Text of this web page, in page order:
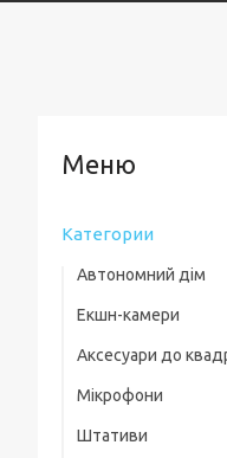
Категории
Автономний дім
Екшн-камери
Аксесуари до
Комплектуючі
Кейси для
Мікрофони
Штативи